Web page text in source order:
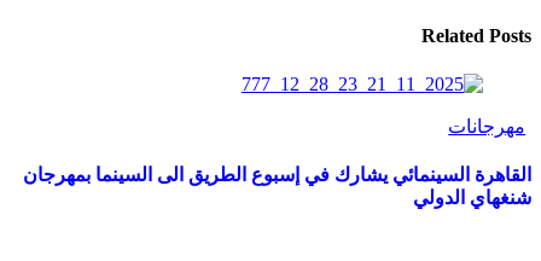
Related Posts
مهرجانات
القاهرة السينمائي يشارك في إسبوع الطريق الى السينما بمهرجان
شنغهاي الدولي